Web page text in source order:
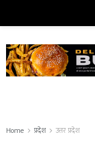
Home प्रदेश उत्तर प्रदेश